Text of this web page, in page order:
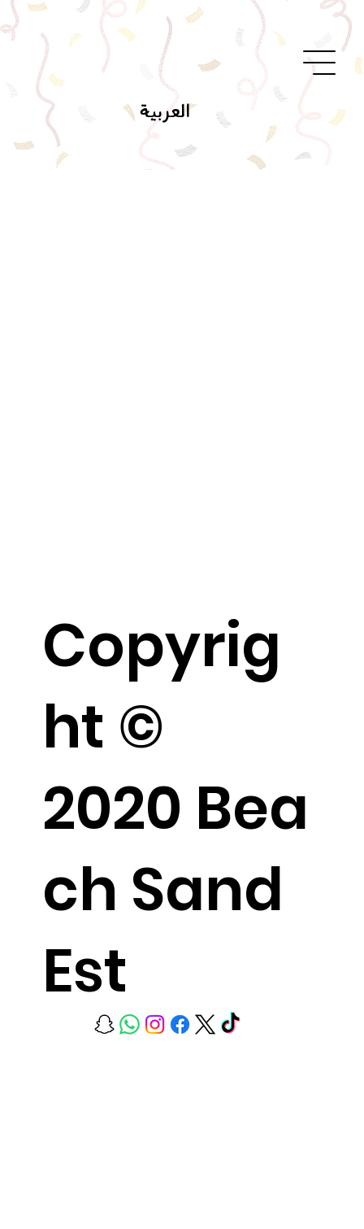
العربية
Copyrig
ht ©
2020 Bea
ch Sand
Est